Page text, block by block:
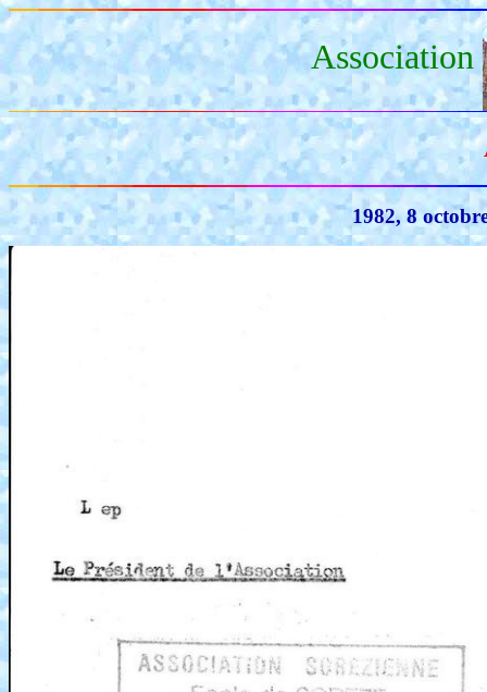
Association
1982, 8